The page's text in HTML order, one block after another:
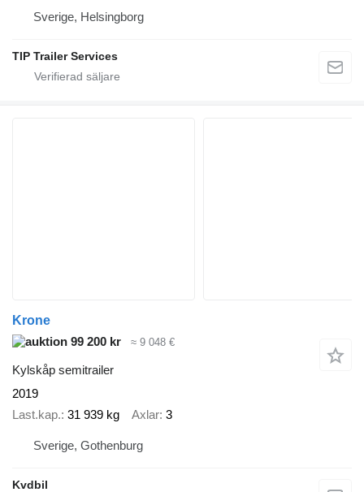
Sverige, Helsingborg
TIP Trailer Services
Krone
99 200 kr
≈ 9 048 €
Kylskåp semitrailer
2019
Last.kap. 31 939 kg Axlar 3
Sverige, Gothenburg
Kvdbil